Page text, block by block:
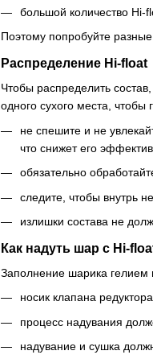
большой количество Hi-
Поэтому попробуйте
Распределение Hi-float
Чтобы распределить
одного сухого места,
не спешите и не
что снижет его
обязательно
следите, чтобы внутрь
излишки состава не
Как надуть шар с Hi-
Заполнение шарика гелием
носик клапана
процесс надувания
надувание и сушка